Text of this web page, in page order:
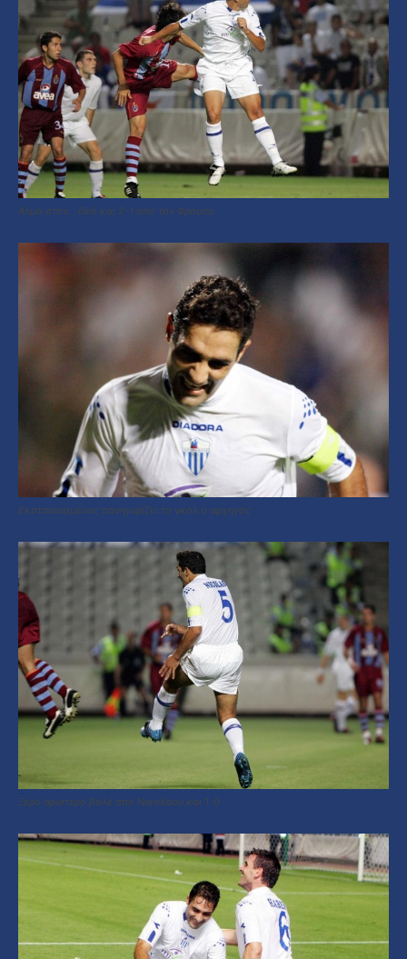
Άλμα στον… Θεό και 2-1 από τον Φρούσο
Εκστασιασμένος πανηγυρίζει το γκολ ο αρχηγός
Ξερό αριστερό βολέ από Νικολάου και 1-0